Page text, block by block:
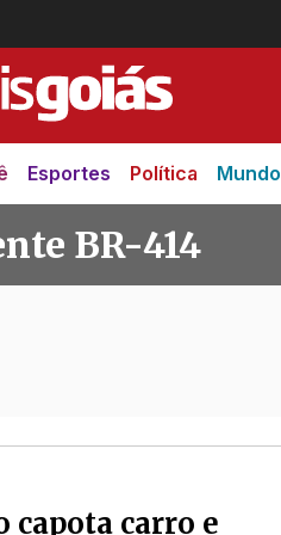
Esportes Política Mundo
BR-414
carro e